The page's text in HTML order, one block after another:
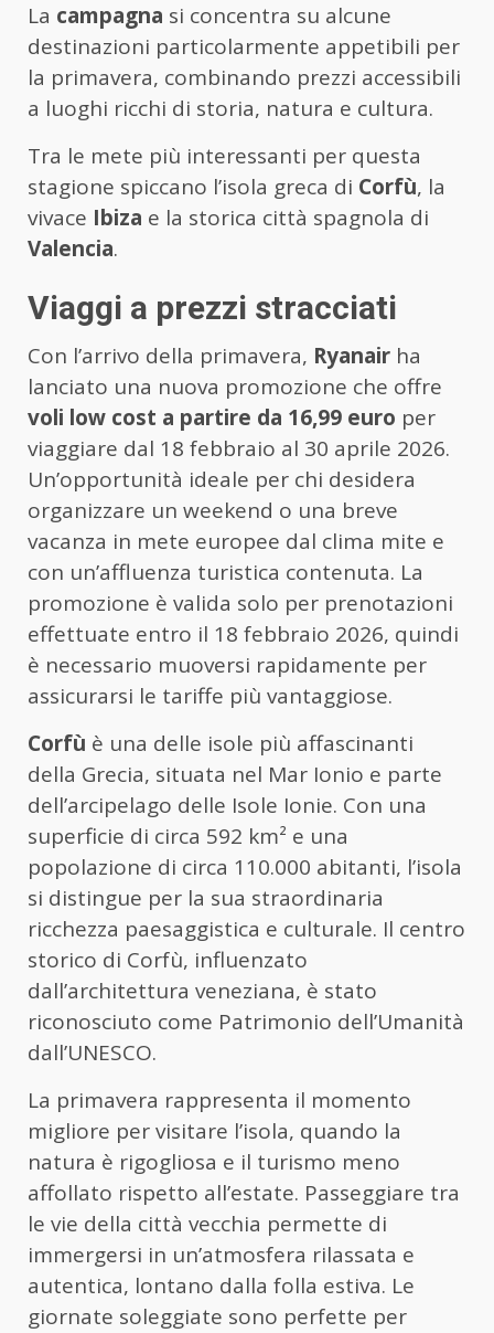
La campagna si concentra su alcune
destinazioni particolarmente appetibili per
la primavera, combinando prezzi accessibili
a luoghi ricchi di storia, natura e cultura.
Tra le mete più interessanti per questa
stagione spiccano l’isola greca di Corfù, la
vivace Ibiza e la storica città spagnola di
Valencia.
Viaggi a prezzi stracciati
Con l’arrivo della primavera, Ryanair ha
lanciato una nuova promozione che offre
voli low cost a partire da 16,99 euro per
viaggiare dal 18 febbraio al 30 aprile 2026.
Un’opportunità ideale per chi desidera
organizzare un weekend o una breve
vacanza in mete europee dal clima mite e
con un’affluenza turistica contenuta. La
promozione è valida solo per prenotazioni
effettuate entro il 18 febbraio 2026, quindi
è necessario muoversi rapidamente per
assicurarsi le tariffe più vantaggiose.
Corfù è una delle isole più affascinanti
della Grecia, situata nel Mar Ionio e parte
dell’arcipelago delle Isole Ionie. Con una
superficie di circa 592 km² e una
popolazione di circa 110.000 abitanti, l’isola
si distingue per la sua straordinaria
ricchezza paesaggistica e culturale. Il centro
storico di Corfù, influenzato
dall’architettura veneziana, è stato
riconosciuto come Patrimonio dell’Umanità
dall’UNESCO.
La primavera rappresenta il momento
migliore per visitare l’isola, quando la
natura è rigogliosa e il turismo meno
affollato rispetto all’estate. Passeggiare tra
le vie della città vecchia permette di
immergersi in un’atmosfera rilassata e
autentica, lontano dalla folla estiva. Le
giornate soleggiate sono perfette per